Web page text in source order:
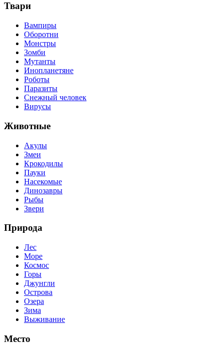
Твари
Вампиры
Оборотни
Монстры
Зомби
Мутанты
Инопланетяне
Роботы
Паразиты
Снежный человек
Вирусы
Животные
Акулы
Змеи
Крокодилы
Пауки
Насекомые
Динозавры
Рыбы
Звери
Природа
Лес
Море
Космос
Горы
Джунгли
Острова
Озера
Зима
Выживание
Место